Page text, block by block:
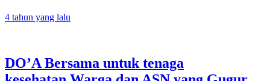
4 tahun yang lalu
DO’A Bersama untuk tenaga